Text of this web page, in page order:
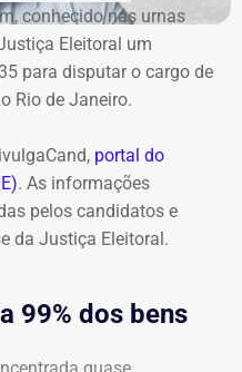
fixado em R$
2,55 bilhões. O MP ainda
e R$ 11,9 milhões por
conhecido nas urnas
Eleitoral um
para disputar o cargo de
Rio de Janeiro.
portal do
. As informações
pelos candidatos e
da Justiça Eleitoral.
99% dos bens